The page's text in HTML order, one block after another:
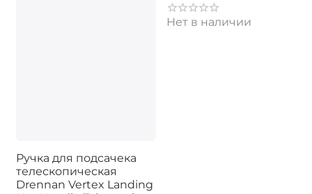
Ручка для подсачека
телескопическая
Drennan Vertex Landing
Нет в наличии